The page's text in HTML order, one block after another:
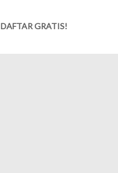
DAFTAR GRATIS!